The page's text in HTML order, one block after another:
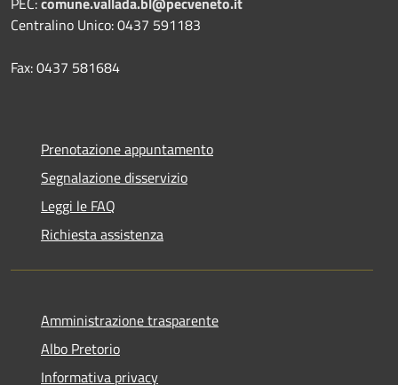
Centralino Unico: 0437 591183
Fax: 0437 581684
Prenotazione appuntamento
Segnalazione disservizio
Leggi le FAQ
Richiesta assistenza
Amministrazione trasparente
Albo Pretorio
Informativa privacy